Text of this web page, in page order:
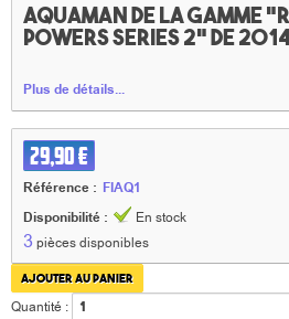
Aquaman de la gamme
Powers series 2" de 2014
Plus de détails...
29,90 €
Référence : FIAQ1
Disponibilité :
En stock
3 pièces disponibles
Quantité :